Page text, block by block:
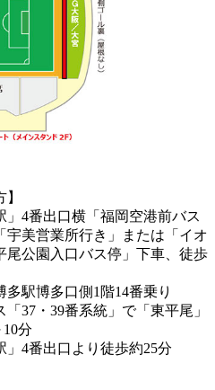
」4番出口横「福岡空港前バス
美営業所行き」または「イオ
尾公園入口バス停」下車、徒歩
多駅博多口側1階14番乗り
37・39番系統」で「東平尾」
分
」4番出口より徒歩約25分